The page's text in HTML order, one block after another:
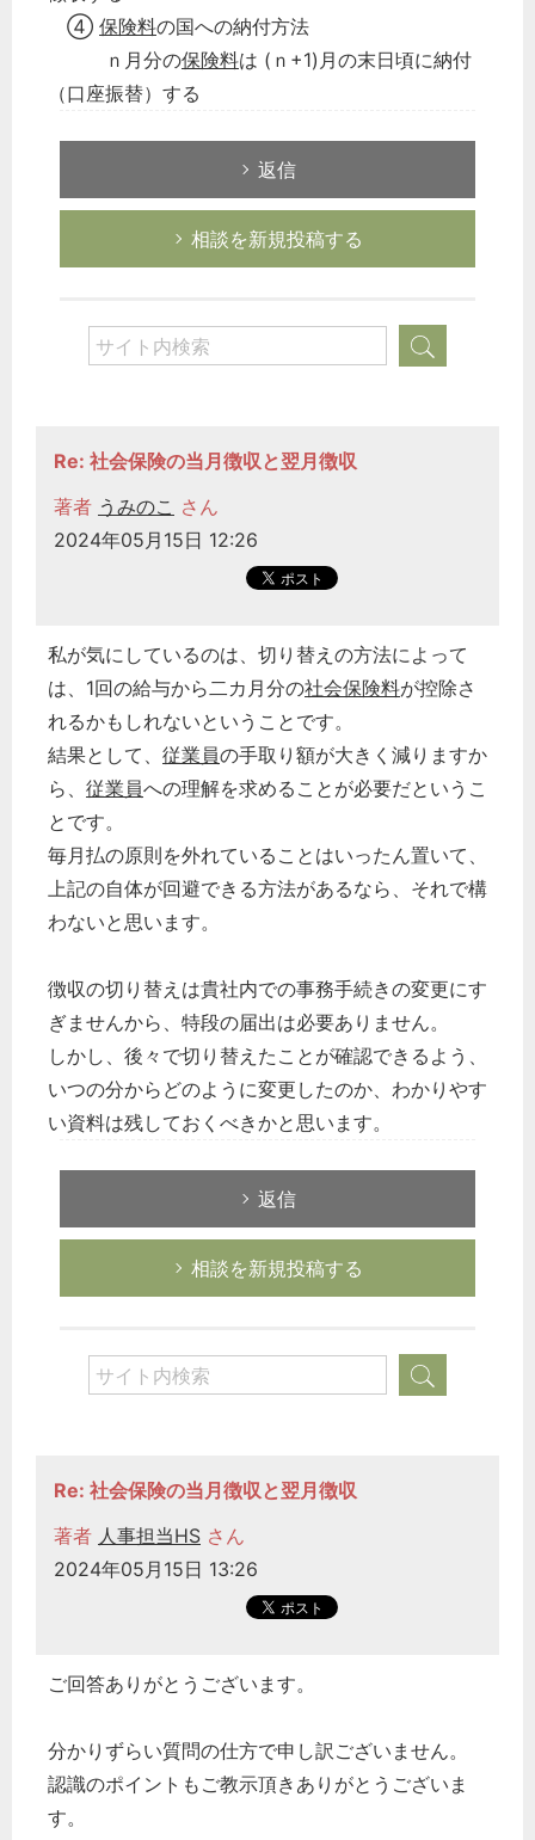
④ 保険料の国への納付方法
ｎ月分の保険料は (ｎ+1)月の末日頃に納付
（口座振替）する
返信
相談を新規投稿する
Re: 社会保険の当月徴収と翌月徴収
著者 うみのこ さん
2024年05月15日 12:26
私が気にしているのは、切り替えの方法によって
は、1回の給与から二カ月分の社会保険料が控除さ
れるかもしれないということです。
結果として、 従業員の手取り額が大きく減りますか
ら、 従業員への理解を求めることが必要だというこ
とです。
毎月払の原則を外れていることはいったん置いて、
上記の自体が回避できる方法があるなら、それで構
わないと思います。
徴収の切り替えは貴社内での事務手続きの変更にす
ぎませんから、特段の届出は必要ありません。
しかし、後々で切り替えたことが確認できるよう、
いつの分からどのように変更したのか、わかりやす
い資料は残しておくべきかと思います。
返信
相談を新規投稿する
Re: 社会保険の当月徴収と翌月徴収
著者 人事担当HS さん
2024年05月15日 13:26
ご回答ありがとうございます。
分かりずらい質問の仕方で申し訳ございません。
認識のポイントもご教示頂きありがとうございま
す。
企業法務
経営の知恵
秘書のノウハウ
次へ